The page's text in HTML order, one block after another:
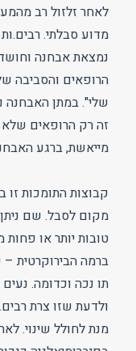
לאחר זלזול רב
מדוע סבלתי.
נמצאת אבחנה
הרופאים והסביבה
שלי". במתן האבחנה
זה רק הרופאים
מייאשת, ברגע
קבוצות התומכות זו
מקום לסבל. שם
טובות יותר או
ברמה הבירוקרטית
תו נכה וכדומה.
ולדעת שזו צרת
מנת לחולל שינוי.